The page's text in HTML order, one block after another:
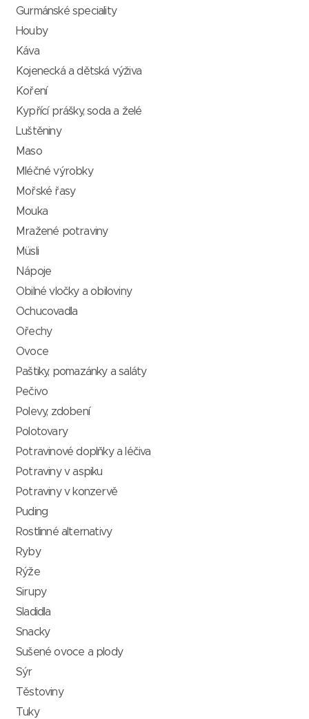
Gurmánské speciality
Houby
Káva
Kojenecká a dětská výživa
Koření
Kypřící prášky, soda a želé
Luštěniny
Maso
Mléčné výrobky
Mořské řasy
Mouka
Mražené potraviny
Müsli
Nápoje
Obilné vločky a obiloviny
Ochucovadla
Ořechy
Ovoce
Paštiky, pomazánky a saláty
Pečivo
Polevy, zdobení
Polotovary
Potravinové doplňky a léčiva
Potraviny v aspiku
Potraviny v konzervě
Puding
Rostlinné alternativy
Ryby
Rýže
Sirupy
Sladidla
Snacky
Sušené ovoce a plody
Sýr
Těstoviny
Tuky